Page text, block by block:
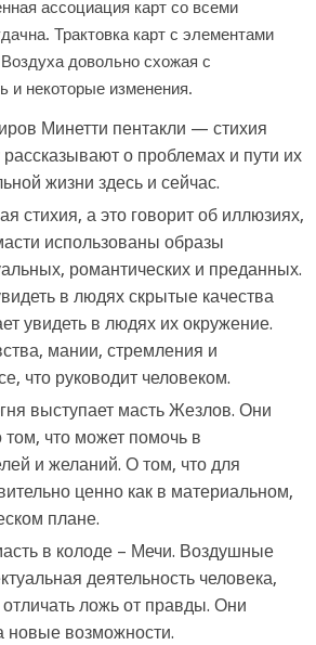
ассоциация карт со всеми
Трактовка карт с элементами
довольно схожая с
и некоторые изменения.
Минетти пентакли — стихия
о проблемах и пути их
жизни здесь и сейчас.
стихия, а это говорит об иллюзиях,
использованы образы
романтических и преданных.
в людях скрытые качества
увидеть в людях их окружение.
мании, стремления и
что руководит человеком.
выступает масть Жезлов. Они
том, что может помочь в
и желаний. О том, что для
ценно как в материальном,
плане.
в колоде – Мечи. Воздушные
деятельность человека,
ложь от правды. Они
новые возможности.